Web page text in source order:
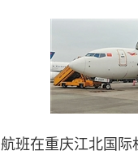
航班在重庆江北国